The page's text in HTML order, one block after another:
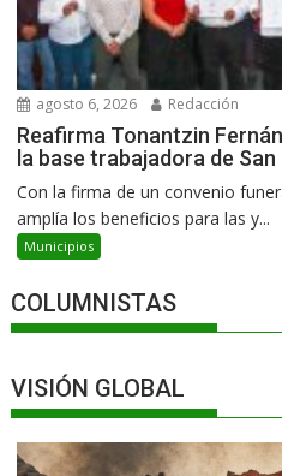
agosto 6, 2026 Redacción
Reafirma Tonantzin
la base trabajadora de
Con la firma de un convenio
amplía los beneficios para las y...
Municipios
COLUMNISTAS
VISIÓN GLOBAL